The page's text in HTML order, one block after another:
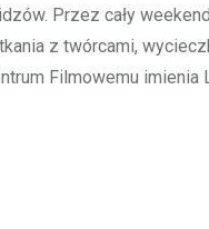
Przez cały
z twórcami,
Filmowemu imienia